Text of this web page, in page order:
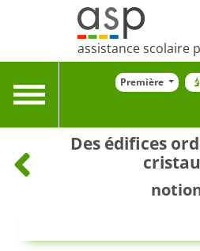
assistance scolaire
Toggle
Première
Des édifices